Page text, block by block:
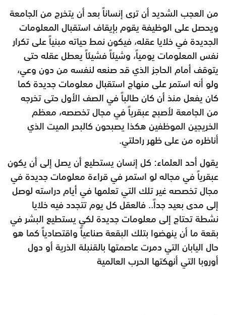
من العجب الشديد أن ترى إنساناً بعد أن يتخرج من الجامعة
ويحصل على الوظيفة يقوم بإيقاف استقبال المعلومات
الجديدة في خلايا عقله، فيكون نمط حياته مبنياً على تكرار
نفس المعلومات يومياً، وشيئاً فشيئاً يعطل عقله حتى
يتوقف أمام الحاجز الذي قد صنعه لنفسه من دون وعي،
ولو أنه استمر على منهاج استقبال معلومات جديدة كما
كان يفعل منذ أن كان طالباً في الصف الأول حتى تخرجه
من الجامعة لأصبح عبقرياً في مجال تخصصه، معظم
الخريجين الموظفين هكذا يصبحون كالبحر الميت الذي
أناظره من على ظهر راحلتي.
يقول أحد العلماء: كل إنسان يستطيع أن يصل إلى أن يكون
عبقرياً في مجاله لو استمر في قراءة معلومات جديدة في
مجال تخصصه غير تلك التي تعلمها في أيام دراسته لوصل
إلى مدى بعيد جداً.. فالعقل كل يوم تتجدد فيه خلايا
نشطة تحتاج إلى معلومات جديدة لكي يستطيع البشر في
بقعة ما أن ينهضوا بتلك البقعة صناعياً واقتصادياً كما هو
حال اليابان التي دمرت عاصمتها بالقنبلة الذرية أو دول
أوروبا التي أنهكتها الحرب العالمية